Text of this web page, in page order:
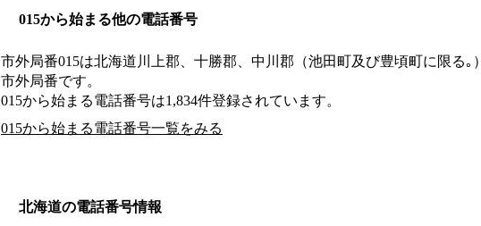
015から始まる他の電話番号
市外局番015は北海道川上郡、十勝郡、中川郡（池田町及び豊頃町に限る｡）
市外局番です。
015から始まる電話番号は1,834件登録されています。
015から始まる電話番号一覧をみる
北海道の電話番号情報